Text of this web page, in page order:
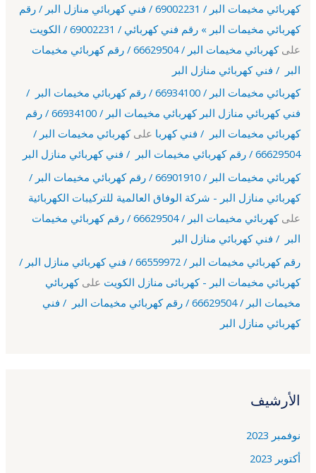
كهربائي مخيمات البر / 69002231 / فني كهربائي منازل البر / رقم
كهربائي مخيمات البر » رقم فني كهربائي / 69002231 / الكويت
على
كهربائي مخيمات البر / 66629504 / رقم كهربائي مخيمات
البر / فني كهربائي منازل البر
كهربائي مخيمات البر / 66934100 / رقم كهربائي مخيمات البر /
فني كهربائي منازل البر كهربائي مخيمات البر / 66934100 / رقم
كهربائي مخيمات البر / فني كهربا علىكهربائي مخيمات البر /
66629504 / رقم كهربائي مخيمات البر / فني كهربائي منازل البر
كهربائي مخيمات البر / 66901910 / رقم كهربائي مخيمات البر /
كهربائي منازل البر - شركة الوفاق العالمية للتركيبات الكهربائية
على
كهربائي مخيمات البر / 66629504 / رقم كهربائي مخيمات
البر / فني كهربائي منازل البر
رقم كهربائي مخيمات البر / 66559972 / فني كهربائي منازل البر /
كهربائي مخيمات البر - كهربائى منازل الكويت علىكهربائي
مخيمات البر / 66629504 / رقم كهربائي مخيمات البر / فني
كهربائي منازل البر
الأرشيف
نوفمبر 2023
أكتوبر 2023